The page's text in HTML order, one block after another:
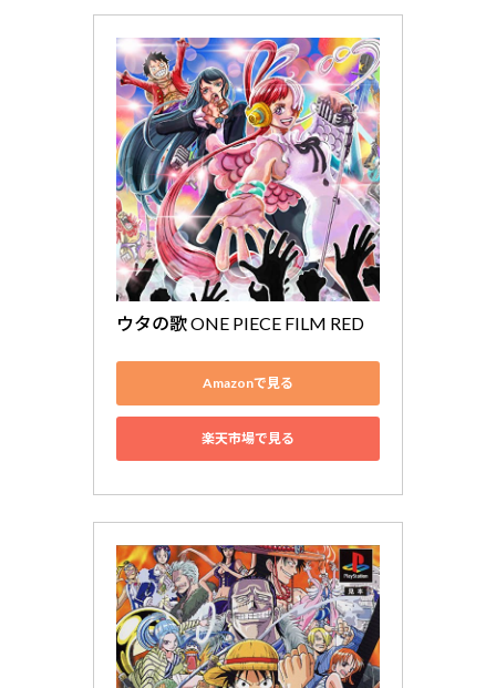
ウタの歌 ONE PIECE FILM RED
Amazonで見る
楽天市場で見る